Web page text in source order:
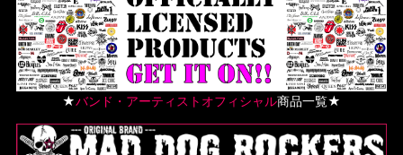
★バンド・アーティストオフィシャル商品一覧★